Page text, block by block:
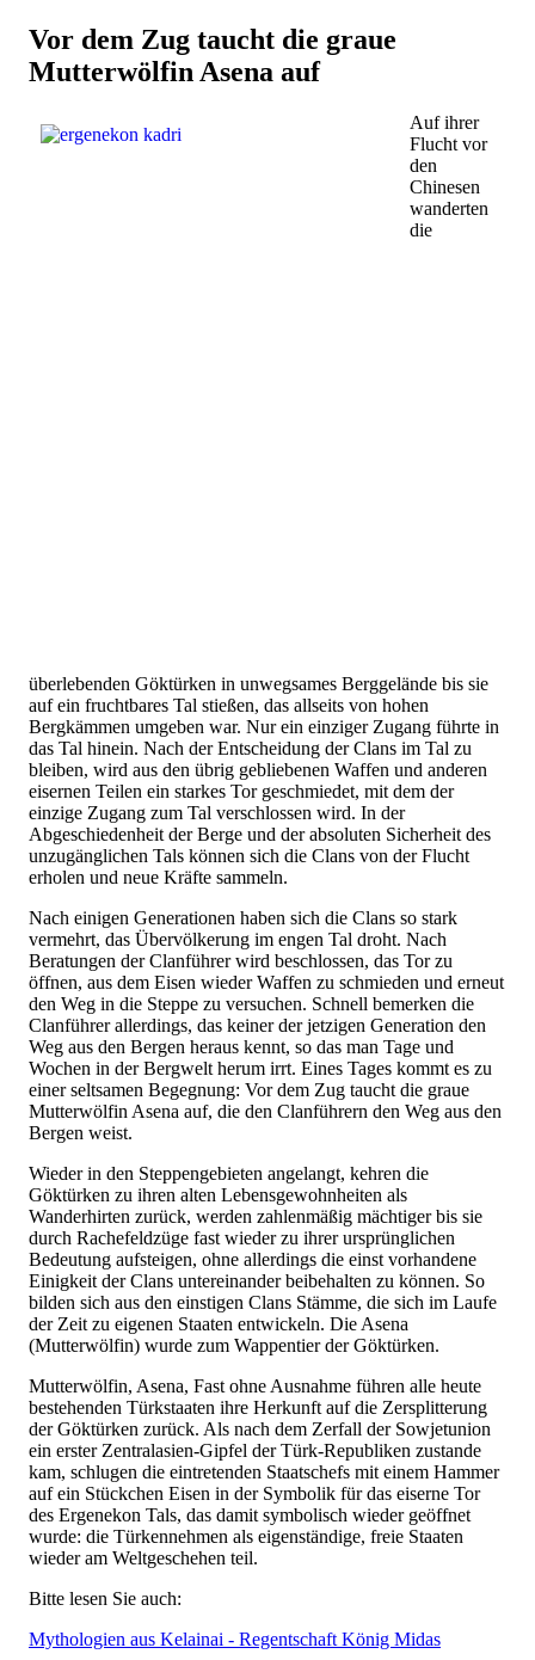
Vor dem Zug taucht die graue
Mutterwölfin Asena auf
Auf ihrer
Flucht vor
den
Chinesen
wanderten
die
überlebenden Göktürken in unwegsames Berggelände bis sie
auf ein fruchtbares Tal stießen, das allseits von hohen
Bergkämmen umgeben war. Nur ein einziger Zugang führte in
das Tal hinein. Nach der Entscheidung der Clans im Tal zu
bleiben, wird aus den übrig gebliebenen Waffen und anderen
eisernen Teilen ein starkes Tor geschmiedet, mit dem der
einzige Zugang zum Tal verschlossen wird. In der
Abgeschiedenheit der Berge und der absoluten Sicherheit des
unzugänglichen Tals können sich die Clans von der Flucht
erholen und neue Kräfte sammeln.
Nach einigen Generationen haben sich die Clans so stark
vermehrt, das Übervölkerung im engen Tal droht. Nach
Beratungen der Clanführer wird beschlossen, das Tor zu
öffnen, aus dem Eisen wieder Waffen zu schmieden und erneut
den Weg in die Steppe zu versuchen. Schnell bemerken die
Clanführer allerdings, das keiner der jetzigen Generation den
Weg aus den Bergen heraus kennt, so das man Tage und
Wochen in der Bergwelt herum irrt. Eines Tages kommt es zu
einer seltsamen Begegnung: Vor dem Zug taucht die graue
Mutterwölfin Asena auf, die den Clanführern den Weg aus den
Bergen weist.
Wieder in den Steppengebieten angelangt, kehren die
Göktürken zu ihren alten Lebensgewohnheiten als
Wanderhirten zurück, werden zahlenmäßig mächtiger bis sie
durch Rachefeldzüge fast wieder zu ihrer ursprünglichen
Bedeutung aufsteigen, ohne allerdings die einst vorhandene
Einigkeit der Clans untereinander beibehalten zu können. So
bilden sich aus den einstigen Clans Stämme, die sich im Laufe
der Zeit zu eigenen Staaten entwickeln. Die Asena
(Mutterwölfin) wurde zum Wappentier der Göktürken.
Mutterwölfin, Asena, Fast ohne Ausnahme führen alle heute
bestehenden Türkstaaten ihre Herkunft auf die Zersplitterung
der Göktürken zurück. Als nach dem Zerfall der Sowjetunion
ein erster Zentralasien-Gipfel der Türk-Republiken zustande
kam, schlugen die eintretenden Staatschefs mit einem Hammer
auf ein Stückchen Eisen in der Symbolik für das eiserne Tor
des Ergenekon Tals, das damit symbolisch wieder geöffnet
wurde: die Türkennehmen als eigenständige, freie Staaten
wieder am Weltgeschehen teil.
Bitte lesen Sie auch:
Mythologien aus Kelainai - Regentschaft König Midas